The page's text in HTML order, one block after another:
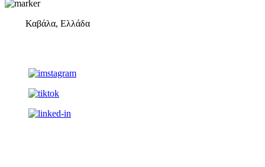
Καβάλα, Ελλάδα